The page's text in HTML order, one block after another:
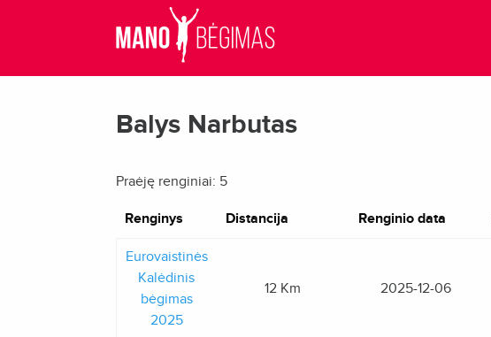
Balys Narbutas
Praėję renginiai: 5
Renginys Distancija Renginio data
Eurovaistinės
Kalėdinis
bėgimas
2025
12 Km 2025-12-06